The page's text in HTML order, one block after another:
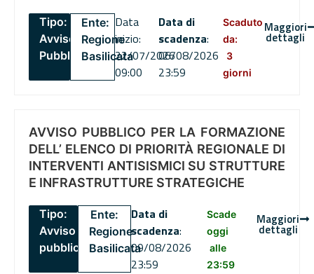
Tipo:
Avviso
Pubblico
Ente:
Regione
Basilicata
Data
inizio:
22/07/2026
09:00
Data di
scadenza:
06/08/2026
23:59
Scaduto
da:
3
giorni
Maggiori
dettagli
AVVISO PUBBLICO PER LA FORMAZIONE
DELL’ ELENCO DI PRIORITÀ REGIONALE DI
INTERVENTI ANTISISMICI SU STRUTTURE
E INFRASTRUTTURE STRATEGICHE
Tipo:
Avviso
pubblico
Ente:
Regione
Basilicata
Data di
scadenza:
09/08/2026
23:59
Scade
oggi
alle
23:59
Maggiori
dettagli